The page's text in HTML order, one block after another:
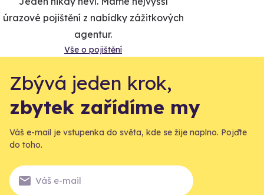
úrazové pojištění z nabídky zážitkových
agentur.
Vše o pojištění
Zbývá jeden krok,
zbytek zařídíme my
Váš e-mail je vstupenka do světa, kde se žije naplno. Pojďte
do toho.